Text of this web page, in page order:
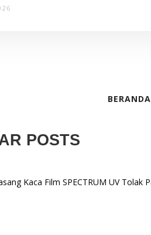
BERANDA
POSTS
Kaca Film SPECTRUM UV